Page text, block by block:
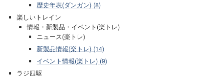
歴史年表(ダンガン) (8)
楽しいトレイン
情報・新製品・イベント(楽トレ)
ニュース(楽トレ)
新製品情報(楽トレ) (14)
イベント情報(楽トレ) (9)
ラジ四駆